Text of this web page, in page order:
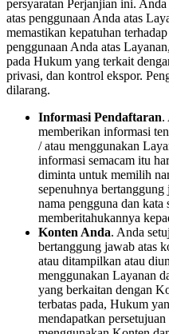
persyaratan Perjanjian ini.
atas penggunaan Anda atas
memastikan kepatuhan
penggunaan Anda atas
pada Hukum yang terkait
privasi, dan kontrol ekspor.
dilarang.
Informasi Pendaftaran.
memberikan informasi
/ atau menggunakan
informasi semacam itu
diminta untuk memilih
sepenuhnya
nama pengguna dan
memberitahukannya
Konten Anda. Anda
bertanggung jawab atas
atau ditampilkan atau
menggunakan Layanan
yang berkaitan dengan
terbatas pada, Hukum
mendapatkan